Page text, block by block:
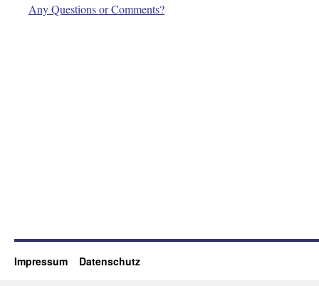
Any Questions or Comments?
Impressum Datenschutz